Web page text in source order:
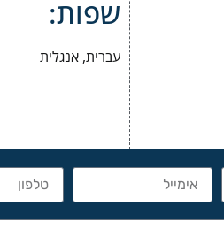
שפות:
עברית, אנגלית